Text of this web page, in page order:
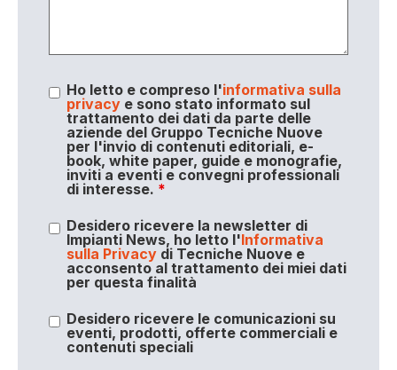
Ho letto e compreso l'informativa sulla
privacye sono stato informato sul
trattamento dei dati da parte delle
aziende del Gruppo Tecniche Nuove
per l'invio di contenuti editoriali, e-
book, white paper, guide e monografie,
inviti a eventi e convegni professionali
di interesse. *
Desidero ricevere la newsletter di
Impianti News, ho letto l'Informativa
sulla Privacydi Tecniche Nuove e
acconsento al trattamento dei miei dati
per questa finalità
Desidero ricevere le comunicazioni su
eventi, prodotti, offerte commerciali e
contenuti speciali